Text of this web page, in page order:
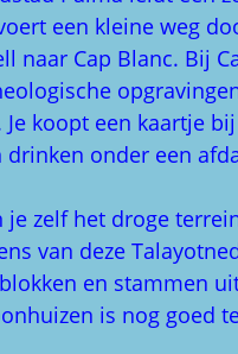
een kleine weg
naar Cap Blanc. Bij
koopt een kaartje
drinken onder een
je zelf het droge
van deze
en stammen
is nog goed